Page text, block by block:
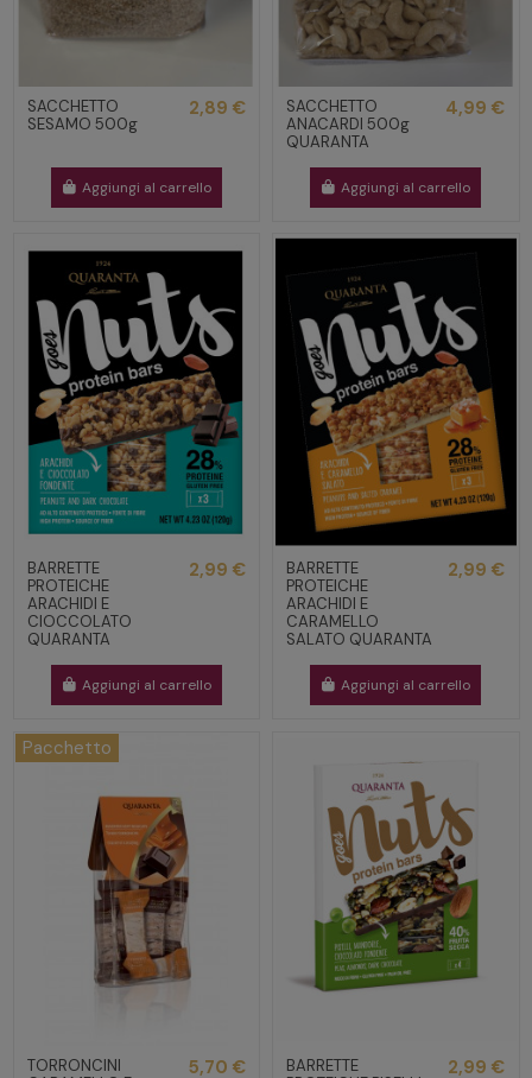
SACCHETTO
SESAMO 500g
2,89 €
Aggiungi al carrello
SACCHETTO
ANACARDI 500g
QUARANTA
4,99 €
Aggiungi al carrello
BARRETTE
PROTEICHE
ARACHIDI E
CIOCCOLATO
QUARANTA
2,99 €
Aggiungi al carrello
BARRETTE
PROTEICHE
ARACHIDI E
CARAMELLO
SALATO QUARANTA
2,99 €
Aggiungi al carrello
Pacchetto
TORRONCINI
5,70 €
BARRETTE
2,99 €